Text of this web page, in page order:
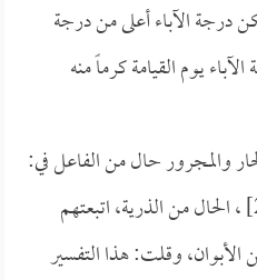
درجة الآباء أعلى من درجة
الآباء يوم القيامة كرماً منه
والمجرور حال من الفاعل في:
[الطور:21] ، الحال من الذرية، اتبعتهم
وقلت: هذا التفسير